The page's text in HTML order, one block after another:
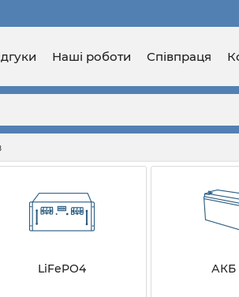
Наші роботи Співпраця
LiFePO4 АКБ